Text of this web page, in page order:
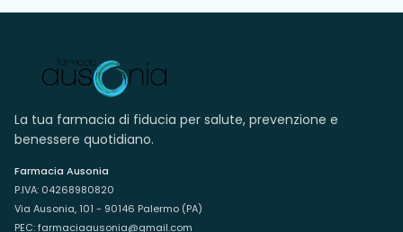
La tua farmacia di fiducia per salute, prevenzione e
benessere quotidiano.
Farmacia Ausonia
P.IVA: 04268980820
Via Ausonia, 101 - 90146 Palermo (PA)
PEC:farmaciaausonia@gmail.com